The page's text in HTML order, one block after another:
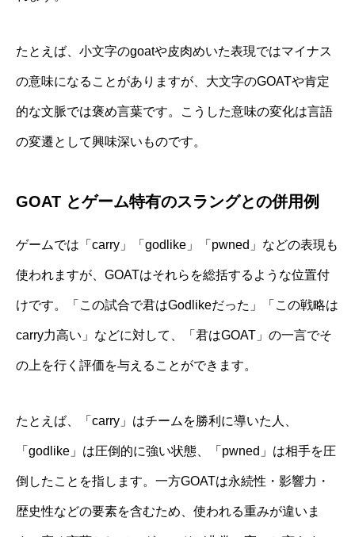
たとえば、小文字のgoatや皮肉めいた表現ではマイナス
の意味になることがありますが、大文字のGOATや肯定
的な文脈では褒め言葉です。こうした意味の変化は言語
の変遷として興味深いものです。
GOAT とゲーム特有のスラングとの併用例
ゲームでは「carry」「godlike」「pwned」などの表現も
使われますが、GOATはそれらを総括するような位置付
けです。「この試合で君はGodlikeだった」「この戦略は
carry力高い」などに対して、「君はGOAT」の一言でそ
の上を行く評価を与えることができます。
たとえば、「carry」はチームを勝利に導いた人、
「godlike」は圧倒的に強い状態、「pwned」は相手を圧
倒したことを指します。一方GOATは永続性・影響力・
歴史性などの要素を含むため、使われる重みが違いま